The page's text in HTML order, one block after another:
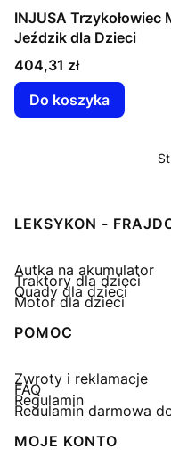
INJUSA Trzykołowiec
Jeździk dla Dzieci
Cena
404,31 zł
Do koszyka
Linki w stopce
LEKSYKON -
Autka na akumulator
Traktory dla dzieci
Quady dla dzieci
Motor dla dzieci
POMOC
Zwroty i reklamacje
FAQ
Regulamin
Regulamin darmowa
MOJE KONTO